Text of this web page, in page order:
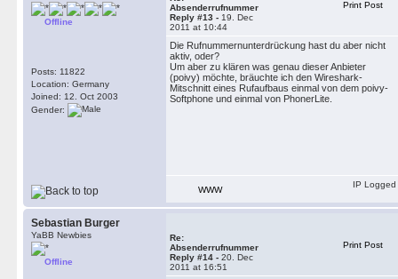
Offline
Posts: 11822
Location: Germany
Joined: 12. Oct 2003
Gender:
Absenderrufnummer
Reply #13 - 19. Dec
2011 at 10:44
Print Post
Die Rufnummernunterdrückung hast du aber nicht
aktiv, oder?
Um aber zu klären was genau dieser Anbieter
(poivy) möchte, bräuchte ich den Wireshark-
Mitschnitt eines Rufaufbaus einmal von dem poivy-
Softphone und einmal von PhonerLite.
WWW
IP Logged
Sebastian Burger
YaBB Newbies
Offline
Re:
Absenderrufnummer
Reply #14 - 20. Dec
2011 at 16:51
Print Post